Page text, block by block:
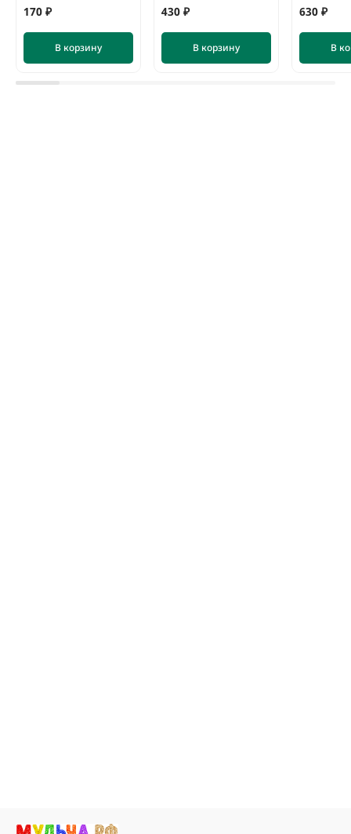
170 ₽
В корзину
430 ₽
В корзину
630 ₽
В